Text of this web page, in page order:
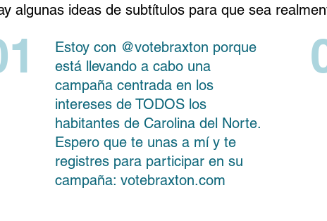
algunas ideas de subtítulos para que sea
Estoy con @votebraxton porque
está llevando a cabo una
campaña centrada en los
intereses de TODOS los
habitantes de Carolina del Norte.
Espero que te unas a mí y te
registres para participar en su
campaña: votebraxton.com